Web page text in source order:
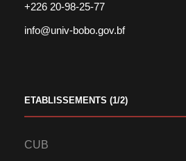
+226 20-98-25-77
info@univ-bobo.gov.bf
ETABLISSEMENTS (1/2)
CUB